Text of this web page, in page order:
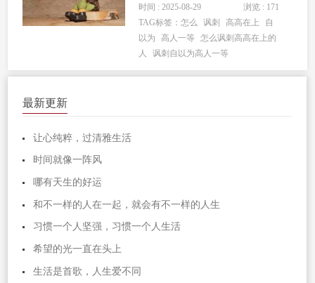
意，就是摆着高高在上的姿态，将自己
的理解强加给别...
时间 : 2025-08-29
浏览 : 171
TAG标签：怎么 讽刺 高高在上
自
以为
高人一等 怎么讽刺高高在上的
人
讽刺自以为高人一等
最新更新
让心纯粹，过清雅生活
时间就像一阵风
哪有天生的好运
和不一样的人在一起，就会有不一样的人生
习惯一个人坚强，习惯一个人生活
希望的光一直在头上
生活是首歌，人生爱不同